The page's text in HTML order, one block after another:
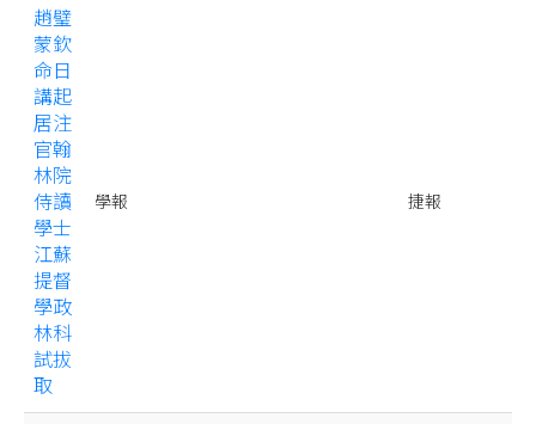
趙璧
蒙欽
命日
講起
居注
官翰
林院
侍讀
學士
江蘇
提督
學政
林科
試拔
取
學報 捷報